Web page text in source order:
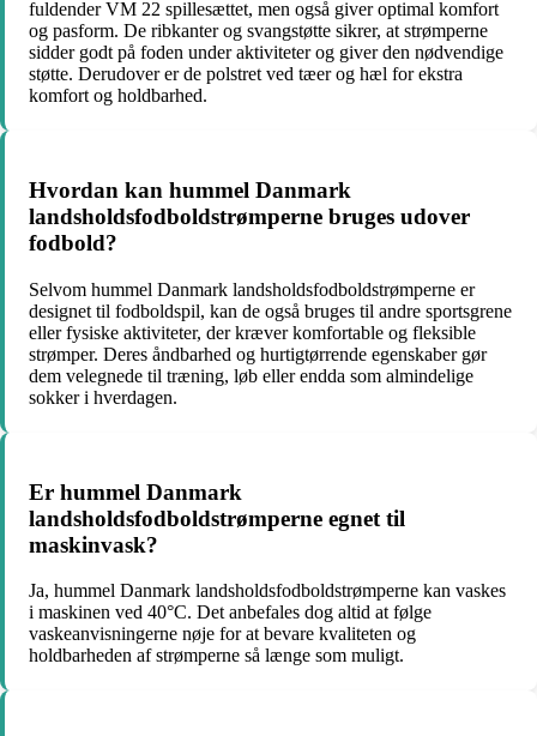
fuldender VM 22 spillesættet, men også giver optimal komfort
og pasform. De ribkanter og svangstøtte sikrer, at strømperne
sidder godt på foden under aktiviteter og giver den nødvendige
støtte. Derudover er de polstret ved tæer og hæl for ekstra
komfort og holdbarhed.
Hvordan kan hummel Danmark
landsholdsfodboldstrømperne bruges udover
fodbold?
Selvom hummel Danmark landsholdsfodboldstrømperne er
designet til fodboldspil, kan de også bruges til andre sportsgrene
eller fysiske aktiviteter, der kræver komfortable og fleksible
strømper. Deres åndbarhed og hurtigtørrende egenskaber gør
dem velegnede til træning, løb eller endda som almindelige
sokker i hverdagen.
Er hummel Danmark
landsholdsfodboldstrømperne egnet til
maskinvask?
Ja, hummel Danmark landsholdsfodboldstrømperne kan vaskes
i maskinen ved 40°C. Det anbefales dog altid at følge
vaskeanvisningerne nøje for at bevare kvaliteten og
holdbarheden af ​​strømperne så længe som muligt.